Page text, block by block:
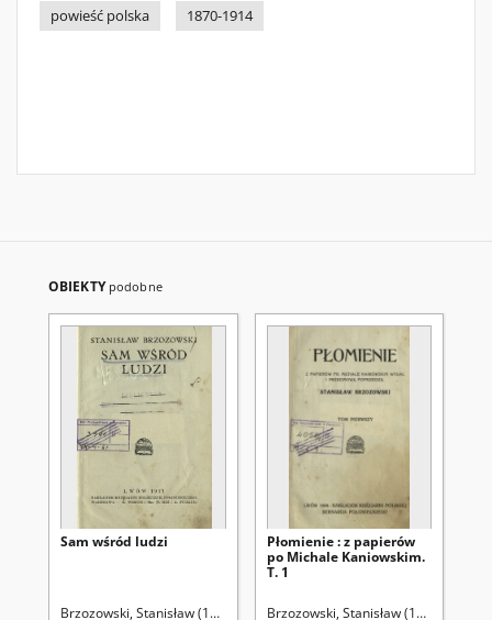
powieść polska
1870-1914
OBIEKTY podobne
Sam wśród ludzi
Brzozowski, Stanisław (1878-1911)
Płomienie : z papierów
po Michale Kaniowskim.
T. 1
Brzozowski, Stanisław (1878-1911)